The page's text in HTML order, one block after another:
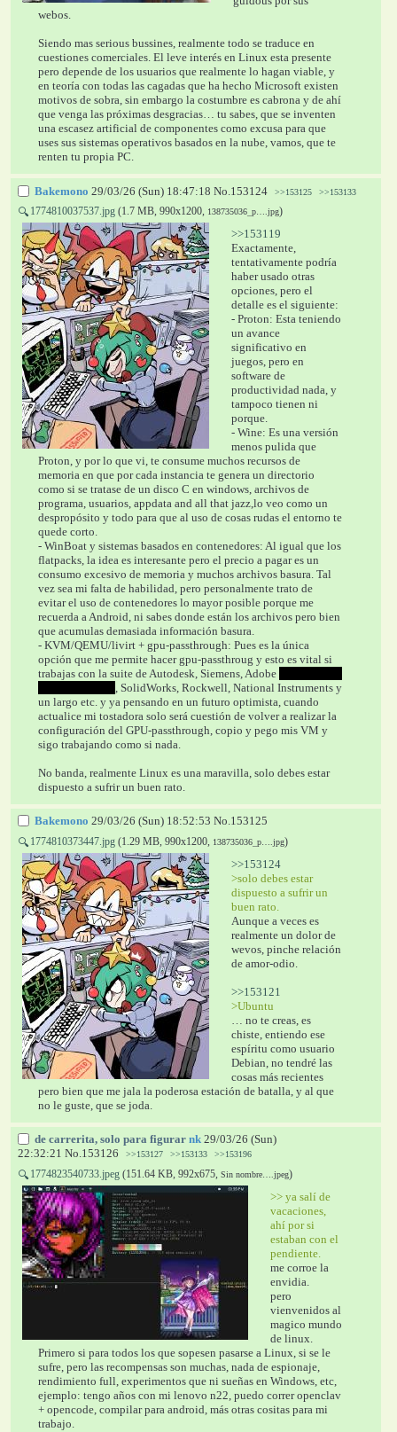
webos.
Siendo mas serious bussines, realmente todo se traduce en
cuestiones comerciales. El leve interés en Linux esta presente
pero depende de los usuarios que realmente lo hagan viable, y
en teoría con todas las cagadas que ha hecho Microsoft existen
motivos de sobra, sin embargo la costumbre es cabrona y de ahí
que venga las próximas desgracias… tu sabes, que se inventen
una escasez artificial de componentes como excusa para que
uses sus sistemas operativos basados en la nube, vamos, que te
renten tu propia PC.
Bakemono 29/03/26 (Sun) 18:47:18 No. 153124 >>153125 >>153133
🔍 1774810037537.jpg (1.7 MB, 990x1200, 138735036_p….jpg)
>>153119
Exactamente,
tentativamente podría
haber usado otras
opciones, pero el
detalle es el siguiente:
- Proton: Esta teniendo
un avance
significativo en
juegos, pero en
software de
productividad nada, y
tampoco tienen ni
porque.
- Wine: Es una versión
menos pulida que
Proton, y por lo que vi, te consume muchos recursos de
memoria en que por cada instancia te genera un directorio
como si se tratase de un disco C en windows, archivos de
programa, usuarios, appdata and all that jazz,lo veo como un
despropósito y todo para que al uso de cosas rudas el entorno te
quede corto.
- WinBoat y sistemas basados en contenedores: Al igual que los
flatpacks, la idea es interesante pero el precio a pagar es un
consumo excesivo de memoria y muchos archivos basura. Tal
vez sea mi falta de habilidad, pero personalmente trato de
evitar el uso de contenedores lo mayor posible porque me
recuerda a Android, ni sabes donde están los archivos pero bien
que acumulas demasiada información basura.
- KVM/QEMU/livirt + gpu-passthrough: Pues es la única
opción que me permite hacer gpu-passthroug y esto es vital si
trabajas con la suite de Autodesk, Siemens, Adobe
, SolidWorks, Rockwell, National Instruments y
un largo etc. y ya pensando en un futuro optimista, cuando
actualice mi tostadora solo será cuestión de volver a realizar la
configuración del GPU-passthrough, copio y pego mis VM y
sigo trabajando como si nada.
No banda, realmente Linux es una maravilla, solo debes estar
dispuesto a sufrir un buen rato.
Bakemono 29/03/26 (Sun) 18:52:53 No.153125
🔍 1774810373447.jpg (1.29 MB, 990x1200, 138735036_p….jpg)
>>153124
>solo debes estar
dispuesto a sufrir un
buen rato.
Aunque a veces es
realmente un dolor de
wevos, pinche relación
de amor-odio.
>>153121
>Ubuntu
… no te creas, es
chiste, entiendo ese
espíritu como usuario
Debian, no tendré las
cosas más recientes
pero bien que me jala la poderosa estación de batalla, y al que
no le guste, que se joda.
de carrerita, solo para figurar nk 29/03/26 (Sun)
22:32:21 No.153126 >>153127 >>153133 >>153196
🔍 1774823540733.jpeg (151.64 KB, 992x675, Sin nombre….jpeg)
>> ya salí de
vacaciones,
ahí por si
estaban con el
pendiente.
me corroe la
envidia.
pero
vienvenidos al
magico mundo
de linux.
Primero si para todos los que sopesen pasarse a Linux, si se le
sufre, pero las recompensas son muchas, nada de espionaje,
rendimiento full, experimentos que ni sueñas en Windows, etc,
ejemplo: tengo años con mi lenovo n22, puedo correr openclav
+ opencode, compilar para android, más otras cositas para mi
trabajo.